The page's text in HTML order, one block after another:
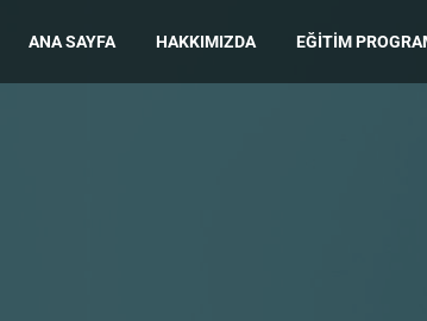
ANA SAYFA HAKKIMIZDA EĞITIM